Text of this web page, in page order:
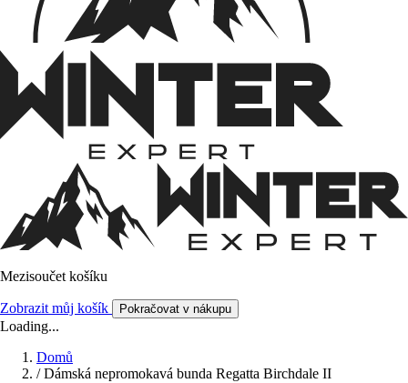
Mezisoučet košíku
Zobrazit můj košík Pokračovat v nákupu
Loading...
Domů
/ Dámská nepromokavá bunda Regatta Birchdale II